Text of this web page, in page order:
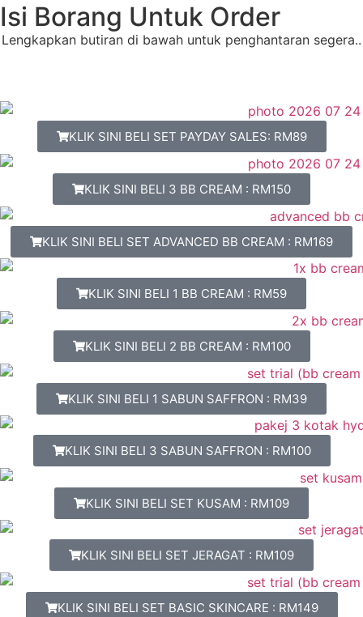
Isi Borang Untuk Order
Lengkapkan butiran di bawah untuk penghantaran segera..
KLIK SINI BELI SET PAYDAY SALES: RM89
KLIK SINI BELI 3 BB CREAM : RM150
KLIK SINI BELI SET ADVANCED BB CREAM : RM169
KLIK SINI BELI 1 BB CREAM : RM59
KLIK SINI BELI 2 BB CREAM : RM100
KLIK SINI BELI 1 SABUN SAFFRON : RM39
KLIK SINI BELI 3 SABUN SAFFRON : RM100
KLIK SINI BELI SET KUSAM : RM109
KLIK SINI BELI SET JERAGAT : RM109
KLIK SINI BELI SET BASIC SKINCARE : RM149